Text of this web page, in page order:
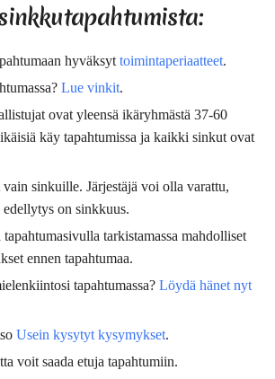
hyväksyt toimintaperiaatteet.
Lue vinkit.
ovat yleensä ikäryhmästä 37-60
käy tapahtumissa ja kaikki sinkut ovat
vain sinkuille. Järjestäjä voi olla varattu,
on sinkkuus.
tarkistamassa mahdolliset
ennen tapahtumaa.
tapahtumassa? Löydä hänet nyt
Usein kysytyt kysymykset.
voit saada etuja tapahtumiin.